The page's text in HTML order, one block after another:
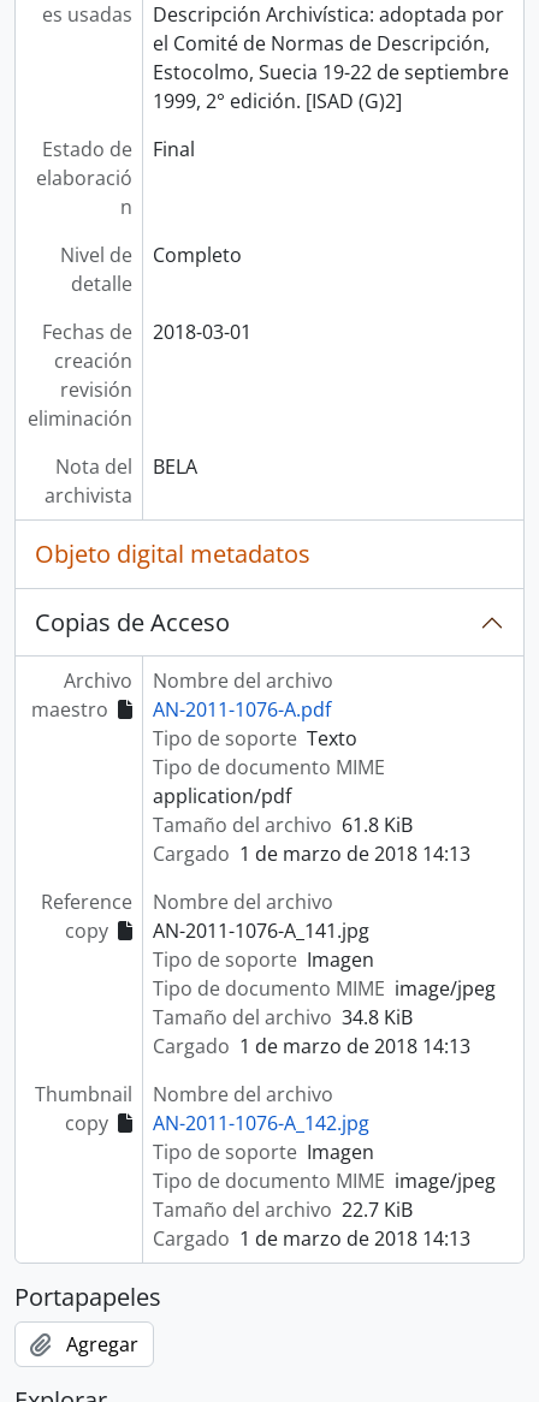
es usadas
Descripción Archivística: adoptada por
el Comité de Normas de Descripción,
Estocolmo, Suecia 19-22 de septiembre
1999, 2° edición. [ISAD (G)2]
Estado de
elaboració
n
Final
Nivel de
detalle
Completo
Fechas de
creación
revisión
eliminación
2018-03-01
Nota del
archivista
BELA
Objeto digital metadatos
Copias de Acceso
Archivo
maestro
Nombre del archivo
AN-2011-1076-A.pdf
Tipo de soporte Texto
Tipo de documento MIME
application/pdf
Tamaño del archivo 61.8 KiB
Cargado 1 de marzo de 2018 14:13
Reference
copy
Nombre del archivo
AN-2011-1076-A_141.jpg
Tipo de soporte Imagen
Tipo de documento MIME image/jpeg
Tamaño del archivo 34.8 KiB
Cargado 1 de marzo de 2018 14:13
Thumbnail
copy
Nombre del archivo
AN-2011-1076-A_142.jpg
Tipo de soporte Imagen
Tipo de documento MIME image/jpeg
Tamaño del archivo 22.7 KiB
Cargado 1 de marzo de 2018 14:13
Portapapeles
Agregar